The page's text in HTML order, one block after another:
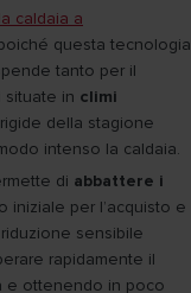
caldaia a
questa tecnologia
tanto per il
situate in climi
della stagione
intenso la caldaia.
di abbattere i
iniziale per l’acquisto e
sensibile
rapidamente il
e ottenendo in poco